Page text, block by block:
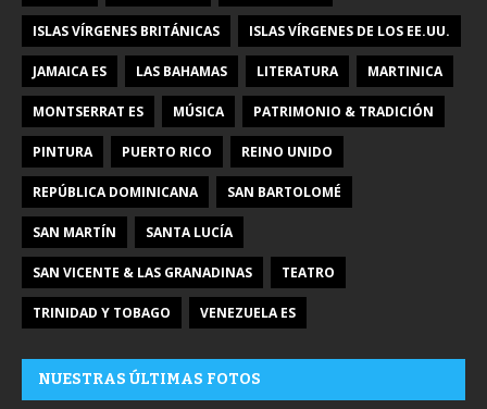
ISLAS VÍRGENES BRITÁNICAS ISLAS VÍRGENES DE LOS EE.UU.
JAMAICA ES LAS BAHAMAS LITERATURA MARTINICA
MONTSERRAT ES MÚSICA PATRIMONIO & TRADICIÓN
PINTURA PUERTO RICO REINO UNIDO
REPÚBLICA DOMINICANA SAN BARTOLOMÉ
SAN MARTÍN SANTA LUCÍA
SAN VICENTE & LAS GRANADINAS TEATRO
TRINIDAD Y TOBAGO VENEZUELA ES
NUESTRAS ÚLTIMAS FOTOS